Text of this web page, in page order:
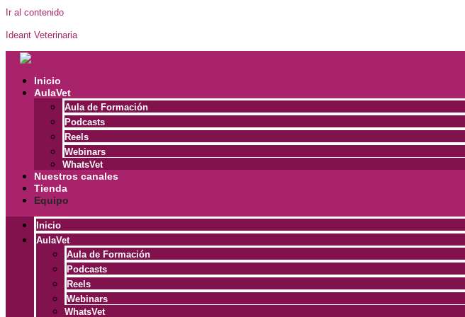
Ir al contenido
Ideant Veterinaria
Inicio
AulaVet
Aula de Formación
Podcasts
Reels
Webinars
WhatsVet
Nuestros canales
Tienda
Equipo
Inicio
AulaVet
Aula de Formación
Podcasts
Reels
Webinars
WhatsVet